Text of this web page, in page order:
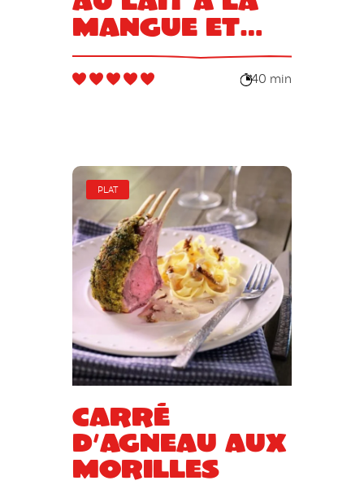
mangue et
framboise
40 min
PLAT
Carré
d’agneau aux
morilles